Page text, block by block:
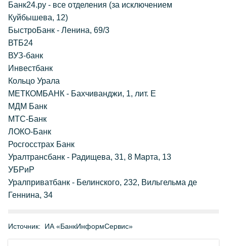
Банк24.ру - все отделения (за исключением
Куйбышева, 12)
БыстроБанк - Ленина, 69/3
ВТБ24
ВУЗ-банк
Инвестбанк
Кольцо Урала
МЕТКОМБАНК - Бахчиванджи, 1, лит. Е
МДМ Банк
МТС-Банк
ЛОКО-Банк
Росгосстрах Банк
Уралтрансбанк - Радищева, 31, 8 Марта, 13
УБРиР
Уралприватбанк - Белинского, 232, Вильгельма де
Геннина, 34
Источник: ИА «БанкИнформСервис»